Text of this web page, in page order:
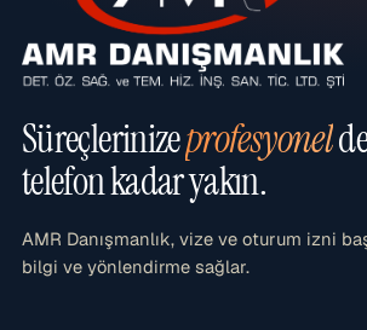
Süreçlerinizeprofesyonel
telefon kadar yakın.
AMR Danışmanlık, vize ve oturum izni
bilgi ve yönlendirme sağlar.